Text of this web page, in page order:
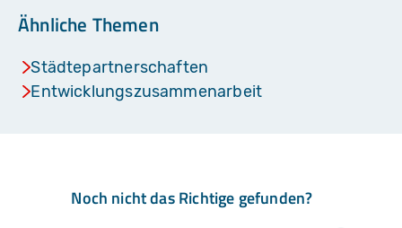
Ähnliche Themen
Städtepartnerschaften
Entwicklungszusammenarbeit
Noch nicht das Richtige gefunden?